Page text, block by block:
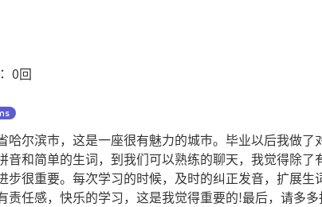
0回
哈尔滨市，这是一座很有魅力的城市。毕业以后我做
音和简单的生词，到我们可以熟练的聊天，我觉得除
步很重要。每次学习的时候，及时的纠正发音，扩展
责任感，快乐的学习，这是我觉得重要的!最后，请多